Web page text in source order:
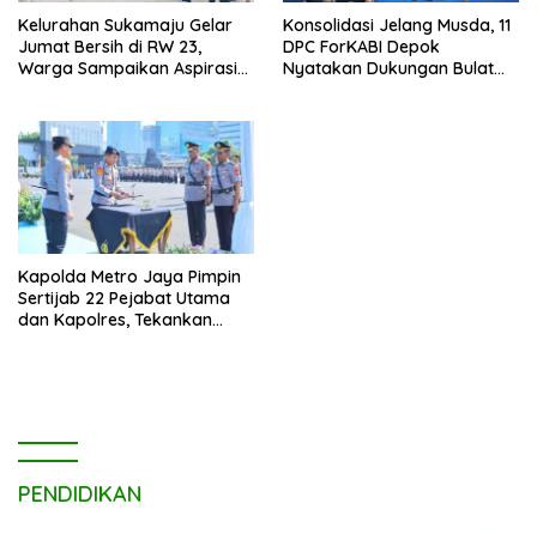
Kelurahan Sukamaju Gelar
Jumat Bersih di RW 23,
Warga Sampaikan Aspirasi
Konsolidasi Jelang Musda, 11
DPC ForKABI Depok
Nyatakan Dukungan Bulat
Kapolda Metro Jaya Pimpin
Sertijab 22 Pejabat Utama
dan Kapolres, Tekankan
PENDIDIKAN